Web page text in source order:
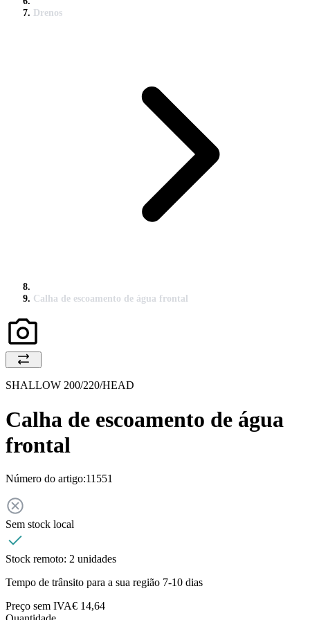
Drenos
Calha de escoamento de água frontal
SHALLOW 200/220/HEAD
Calha de escoamento de água
frontal
Número do artigo:11551
Sem stock local
Stock remoto: 2 unidades
Tempo de trânsito para a sua região 7-10 dias
Preço sem IVA€ 14,64